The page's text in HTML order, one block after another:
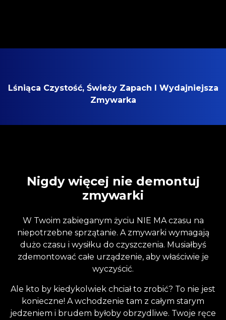
Lśniąca Czystość, Świeży Zapach I Wydajniejsza
Zmywarka
Nigdy więcej nie demontuj
zmywarki
W Twoim zabieganym życiu NIE MA czasu na
niepotrzebne sprzątanie. A zmywarki wymagają
dużo czasu i wysiłku do czyszczenia. Musiałbyś
zdemontować całe urządzenie, aby właściwie je
wyczyścić.
Ale kto by kiedykolwiek chciał to zrobić? To nie jest
konieczne! A wchodzenie tam z całym starym
jedzeniem i brudem byłoby obrzydliwe. Twoje ręce